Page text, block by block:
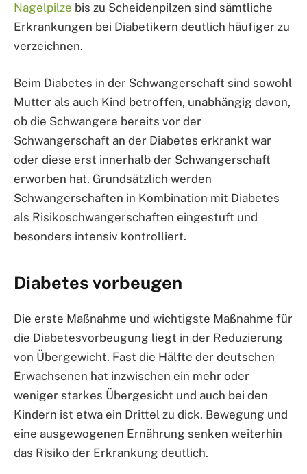
Nagelpilze bis zu Scheidenpilzen sind sämtliche
Erkrankungen bei Diabetikern deutlich häufiger zu
verzeichnen.
Beim Diabetes in der Schwangerschaft sind sowohl
Mutter als auch Kind betroffen, unabhängig davon,
ob die Schwangere bereits vor der
Schwangerschaft an der Diabetes erkrankt war
oder diese erst innerhalb der Schwangerschaft
erworben hat. Grundsätzlich werden
Schwangerschaften in Kombination mit Diabetes
als Risikoschwangerschaften eingestuft und
besonders intensiv kontrolliert.
Diabetes vorbeugen
Die erste Maßnahme und wichtigste Maßnahme für
die Diabetesvorbeugung liegt in der Reduzierung
von Übergewicht. Fast die Hälfte der deutschen
Erwachsenen hat inzwischen ein mehr oder
weniger starkes Übergesicht und auch bei den
Kindern ist etwa ein Drittel zu dick. Bewegung und
eine ausgewogenen Ernährung senken weiterhin
das Risiko der Erkrankung deutlich.